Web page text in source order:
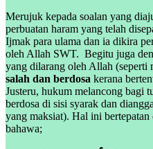
Merujuk kepada soalan yang
perbuatan haram yang telah
Ijmak para ulama dan ia dikira
oleh Allah SWT. Begitu juga
yang dilarang oleh Allah (seperti
salah dan berdosa kerana
Justeru, hukum melancong bagi
berdosa di sisi syarak dan
yang maksiat). Hal ini bertepatan
bahawa;